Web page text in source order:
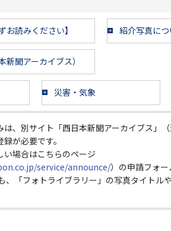
お読みください】 紹介写真に
聞アーカイブス）
災害・気象
は、別サイト「西日本新聞アーカイブス」
が必要です。
い場合はこちらのページ
service/announce/）の申請フォ
、「フォトライブラリー」の写真タイトル